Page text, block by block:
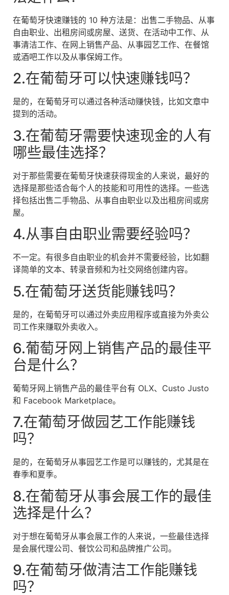
在葡萄牙快速赚钱的 10 种方法是：出售二手物品、从事
自由职业、出租房间或房屋、送货、在活动中工作、从
事清洁工作、在网上销售产品、从事园艺工作、在餐馆
或酒吧工作以及从事保姆工作。
2.在葡萄牙可以快速赚钱吗？
是的，在葡萄牙可以通过各种活动赚快钱，比如文章中
提到的活动。
3.在葡萄牙需要快速现金的人有
哪些最佳选择？
对于那些需要在葡萄牙快速获得现金的人来说，最好的
选择是那些适合每个人的技能和可用性的选择。一些选
择包括出售二手物品、从事自由职业以及出租房间或房
屋。
4.从事自由职业需要经验吗？
不一定。有很多自由职业的机会并不需要经验，比如翻
译简单的文本、转录音频和为社交网络创建内容。
5.在葡萄牙送货能赚钱吗？
是的，在葡萄牙可以通过外卖应用程序或直接为外卖公
司工作来赚取外卖收入。
6.葡萄牙网上销售产品的最佳平
台是什么？
葡萄牙网上销售产品的最佳平台有 OLX、Custo Justo
和 Facebook Marketplace。
7.在葡萄牙做园艺工作能赚钱
吗？
是的，在葡萄牙从事园艺工作是可以赚钱的，尤其是在
春季和夏季。
8.在葡萄牙从事会展工作的最佳
选择是什么？
对于想在葡萄牙从事会展工作的人来说，一些最佳选择
是会展代理公司、餐饮公司和品牌推广公司。
9.在葡萄牙做清洁工作能赚钱
吗？